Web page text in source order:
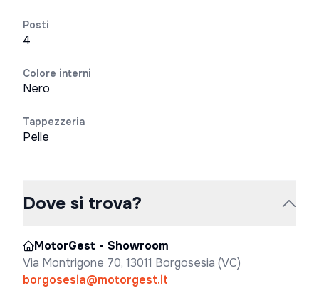
Posti
4
Colore interni
Nero
Tappezzeria
Pelle
Dove si trova?
MotorGest - Showroom
Via Montrigone 70, 13011 Borgosesia (VC)
borgosesia@motorgest.it